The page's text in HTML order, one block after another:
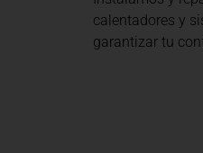
calentadores y
garantizar tu